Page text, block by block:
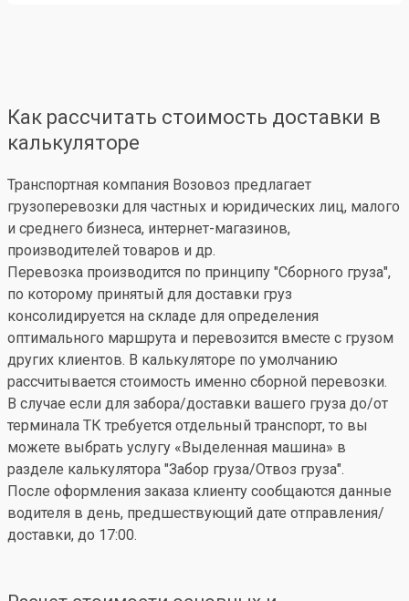
Как рассчитать стоимость доставки в
калькуляторе
Транспортная компания Возовоз предлагает
грузоперевозки для частных и юридических лиц, малого
и среднего бизнеса, интернет-магазинов,
производителей товаров и др.
Перевозка производится по принципу "Сборного груза",
по которому принятый для доставки груз
консолидируется на складе для определения
оптимального маршрута и перевозится вместе с грузом
других клиентов. В калькуляторе по умолчанию
рассчитывается стоимость именно сборной перевозки.
В случае если для забора/доставки вашего груза до/от
терминала ТК требуется отдельный транспорт, то вы
можете выбрать услугу «Выделенная машина» в
разделе калькулятора "Забор груза/Отвоз груза".
После оформления заказа клиенту сообщаются данные
водителя в день, предшествующий дате отправления/
доставки, до 17:00.